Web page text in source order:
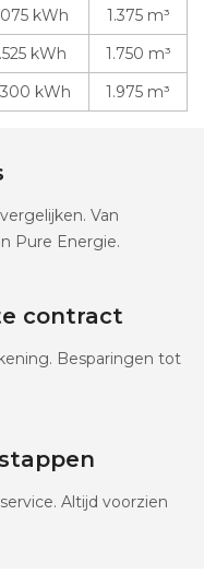
kWh
1.375 m³
kWh
1.750 m³
kWh 1.975 m³
Van
Pure Energie.
contract
Besparingen tot
Altijd voorzien